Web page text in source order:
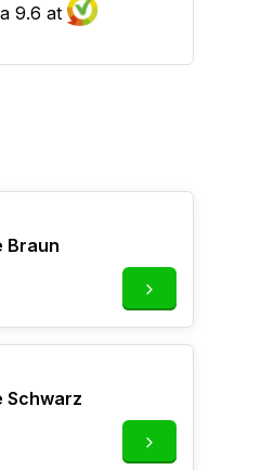
9.6 at
Braun
Schwarz